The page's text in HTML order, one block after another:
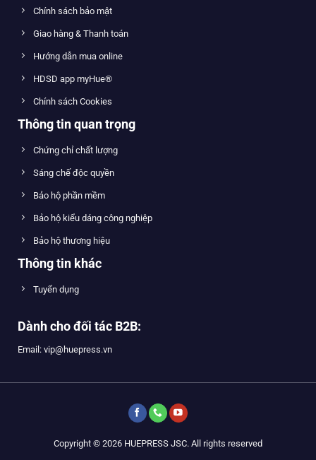
Chính sách bảo mật
Giao hàng & Thanh toán
Hướng dẫn mua online
HDSD app myHue®
Chính sách Cookies
Thông tin quan trọng
Chứng chỉ chất lượng
Sáng chế độc quyền
Bảo hộ phần mềm
Bảo hộ kiểu dáng công nghiệp
Bảo hộ thương hiệu
Thông tin khác
Tuyển dụng
Dành cho đối tác B2B:
Email: vip@huepress.vn
Copyright © 2026 HUEPRESS JSC. All rights reserved